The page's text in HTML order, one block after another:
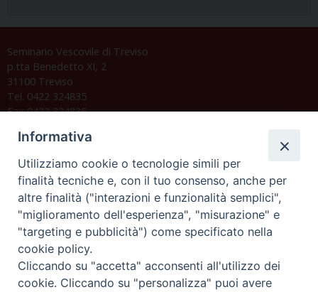
Seminario Vescovile di Treviso
p.tta Benedetto XI, 2
31100 Treviso
Tel. 0422 324835
Fax 0422 324836
Orario di segreteria
Lunedì 17.30-19.30
Martedì 17.30-19.30
Mercoledì 17.30-19.30
Giovedì 17.30-19.30
Informativa
Utilizziamo cookie o tecnologie simili per
finalità tecniche e, con il tuo consenso, anche per
altre finalità ("interazioni e funzionalità semplici",
"miglioramento dell'esperienza", "misurazione" e
"targeting e pubblicità") come specificato nella
cookie policy.
Cliccando su "accetta" acconsenti all'utilizzo dei
cookie. Cliccando su "personalizza" puoi avere